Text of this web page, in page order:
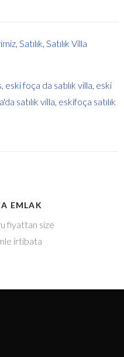
Satılık Satılık Villa
eski foça da satılık villa eski
satılık villa eskifoça satılık
EMLAK
fiyattan size
irtibata